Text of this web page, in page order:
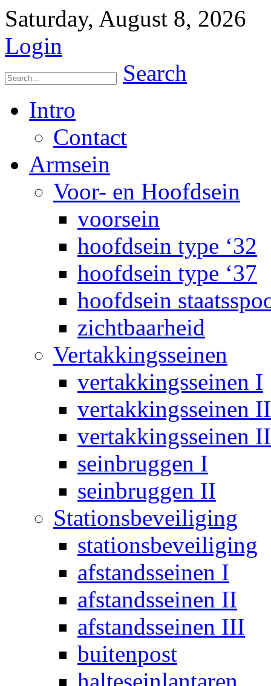
Saturday, August 8, 2026
Login
Search
Intro
Contact
Armsein
Voor- en Hoofdsein
voorsein
hoofdsein type ‘32
hoofdsein type ‘37
hoofdsein
zichtbaarheid
Vertakkingsseinen
vertakkingsseinen I
vertakkingsseinen II
vertakkingsseinen
seinbruggen I
seinbruggen II
Stationsbeveiliging
stationsbeveiliging
afstandsseinen I
afstandsseinen II
afstandsseinen III
buitenpost